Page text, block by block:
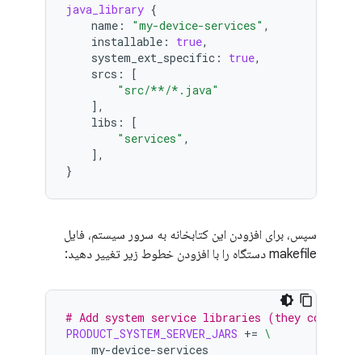
java_library {
name : "my-device-services" ,
installable : true,
system_ext_specific : true,
srcs :
[
"src/**/*.java"
],
libs :
[
"services" ,
],
}
سپس، برای افزودن این کتابخانه به سرور سیستم، فایل
makefile دستگاه را با افزودن خطوط زیر تغییر دهید:
# Add system service libraries (they
PRODUCT_SYSTEM_SERVER_JARS += \